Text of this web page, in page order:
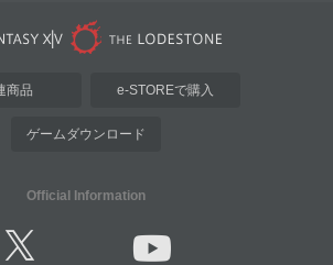
商品 e-STOREで購入
ゲームダウンロード
Official Information